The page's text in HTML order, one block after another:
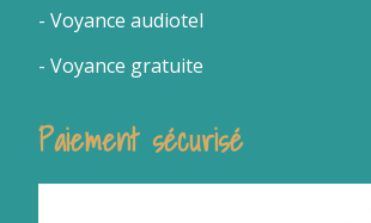
- Voyance audiotel
- Voyance gratuite
Paiement sécurisé